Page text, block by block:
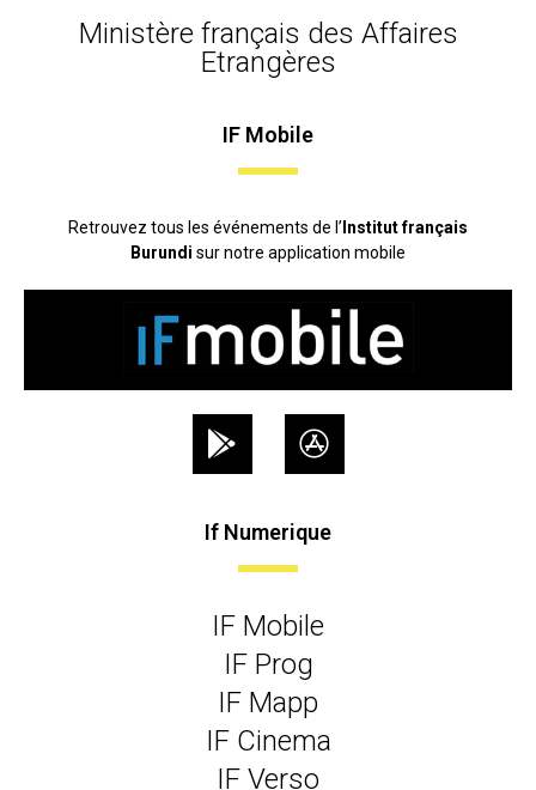
Ministère français des Affaires
Etrangères
IF Mobile
Retrouvez tous les événements de l’Institut français
Burundi sur notre application mobile
If Numerique
IF Mobile
IF Prog
IF Mapp
IF Cinema
IF Verso